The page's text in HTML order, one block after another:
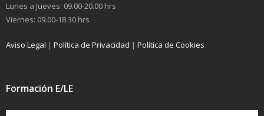
Lunes a Jueves: 09.00-20.00 hrs
Viernes: 09.00-18.30 hrs
Aviso Legal | Política de Privacidad | Política de Cookies
Formación E/LE